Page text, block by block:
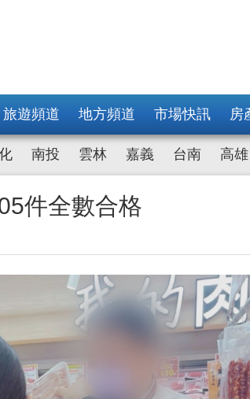
旅遊頻道 地方頻道 市場快訊 房
南投 雲林 嘉義 台南 高雄
件全數合格